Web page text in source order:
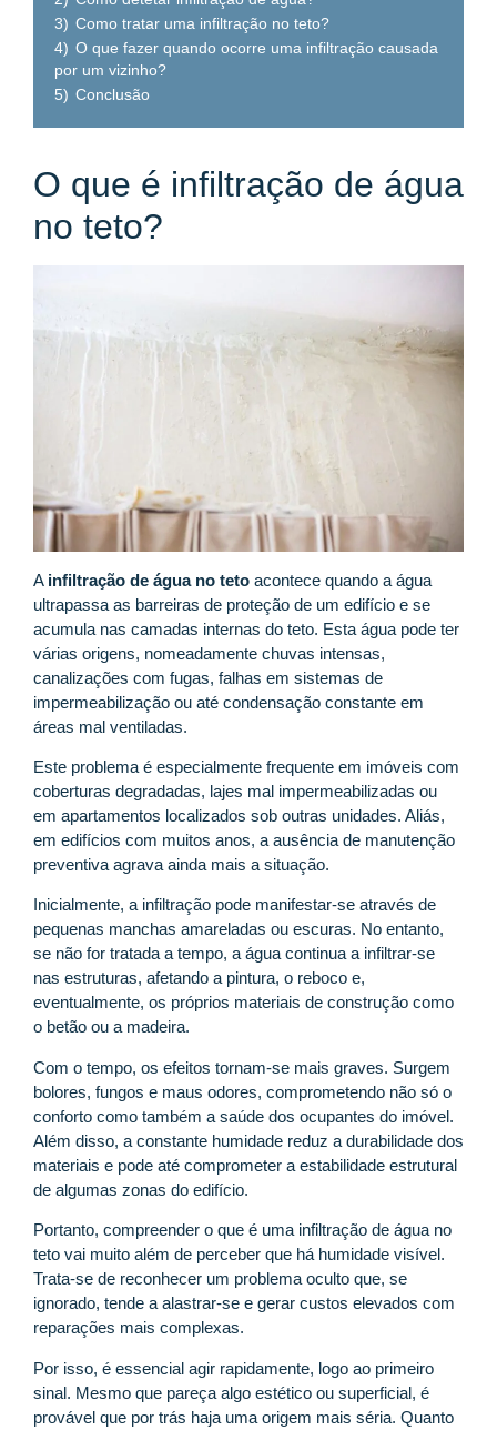
3) Como tratar uma infiltração no teto?
4) O que fazer quando ocorre uma infiltração causada
por um vizinho?
5) Conclusão
O que é infiltração de água
no teto?
A infiltração de água no teto acontece quando a água
ultrapassa as barreiras de proteção de um edifício e se
acumula nas camadas internas do teto. Esta água pode ter
várias origens, nomeadamente chuvas intensas,
canalizações com fugas, falhas em sistemas de
impermeabilização ou até condensação constante em
áreas mal ventiladas.
Este problema é especialmente frequente em imóveis com
coberturas degradadas, lajes mal impermeabilizadas ou
em apartamentos localizados sob outras unidades. Aliás,
em edifícios com muitos anos, a ausência de manutenção
preventiva agrava ainda mais a situação.
Inicialmente, a infiltração pode manifestar-se através de
pequenas manchas amareladas ou escuras. No entanto,
se não for tratada a tempo, a água continua a infiltrar-se
nas estruturas, afetando a pintura, o reboco e,
eventualmente, os próprios materiais de construção como
o betão ou a madeira.
Com o tempo, os efeitos tornam-se mais graves. Surgem
bolores, fungos e maus odores, comprometendo não só o
conforto como também a saúde dos ocupantes do imóvel.
Além disso, a constante humidade reduz a durabilidade dos
materiais e pode até comprometer a estabilidade estrutural
de algumas zonas do edifício.
Portanto, compreender o que é uma infiltração de água no
teto vai muito além de perceber que há humidade visível.
Trata-se de reconhecer um problema oculto que, se
ignorado, tende a alastrar-se e gerar custos elevados com
reparações mais complexas.
Por isso, é essencial agir rapidamente, logo ao primeiro
sinal. Mesmo que pareça algo estético ou superficial, é
provável que por trás haja uma origem mais séria. Quanto